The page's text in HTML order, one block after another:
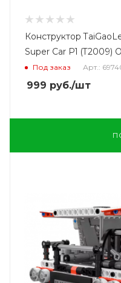
Конструктор
Super Car P1 (T2009)
Под заказ Арт.:
999 руб./шт